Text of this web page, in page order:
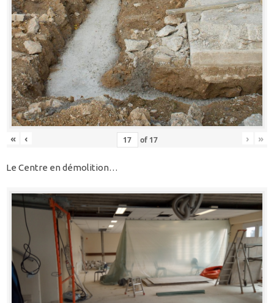
« ‹ of 17 › »
Le Centre en démolition…